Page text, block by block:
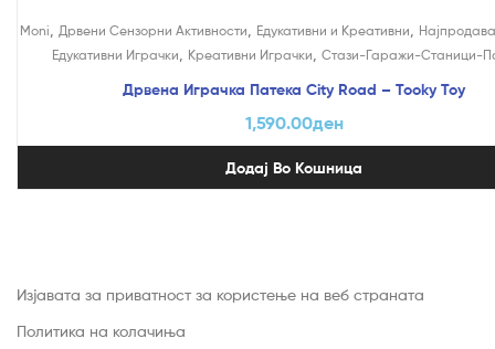
Moni Дрвени Сензорни Активности Едукативни и Креативни
Едукативни Играчки
Креативни Играчки Стази-Гаражи-Станици-
Дрвена Играчка Патека City Road – Tooky Toy
1,590.00ден
Додај Во Кошница
Изјавата за приватност за користење на веб страната
Политика на колачиња